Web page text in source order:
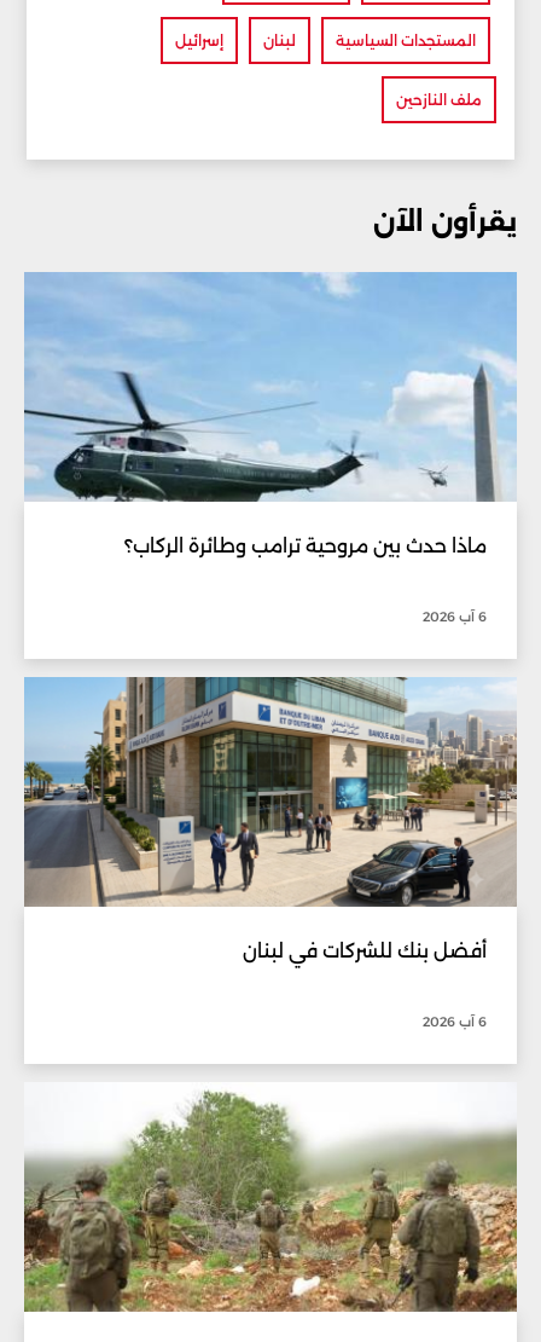
المستجدات السياسية لبنان إسرائيل
ملف النازحين
يقرأون الآن
ماذا حدث بين مروحية ترامب وطائرة الركاب؟
6 آب 2026
أفضل بنك للشركات في لبنان
6 آب 2026